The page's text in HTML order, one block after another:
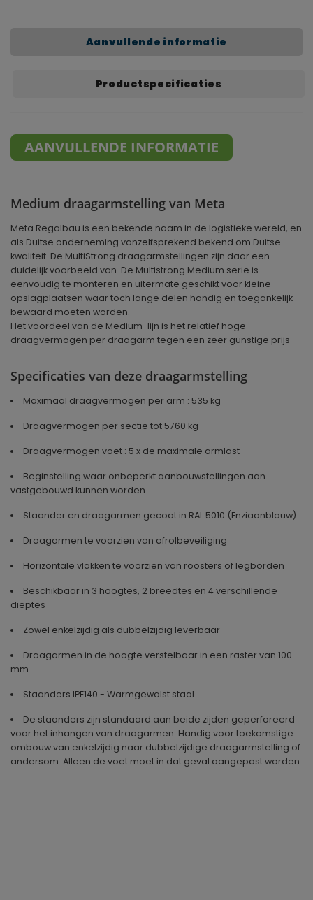
Aanvullende informatie
Productspecificaties
AANVULLENDE INFORMATIE
Medium draagarmstelling van Meta
Meta Regalbau is een bekende naam in de logistieke wereld, en
als Duitse onderneming vanzelfsprekend bekend om Duitse
kwaliteit. De MultiStrong draagarmstellingen zijn daar een
duidelijk voorbeeld van. De Multistrong Medium serie is
eenvoudig te monteren en uitermate geschikt voor kleine
opslagplaatsen waar toch lange delen handig en toegankelijk
bewaard moeten worden.
Het voordeel van de Medium-lijn is het relatief hoge
draagvermogen per draagarm tegen een zeer gunstige prijs
Specificaties van deze draagarmstelling
Maximaal draagvermogen per arm : 535 kg
Draagvermogen per sectie tot 5760 kg
Draagvermogen voet : 5 x de maximale armlast
Beginstelling waar onbeperkt aanbouwstellingen aan
vastgebouwd kunnen worden
Staander en draagarmen gecoat in RAL 5010 (Enziaanblauw)
Draagarmen te voorzien van afrolbeveiliging
Horizontale vlakken te voorzien van roosters of legborden
Beschikbaar in 3 hoogtes, 2 breedtes en 4 verschillende
dieptes
Zowel enkelzijdig als dubbelzijdig leverbaar
Draagarmen in de hoogte verstelbaar in een raster van 100
mm
Staanders IPE140 - Warmgewalst staal
De staanders zijn standaard aan beide zijden geperforeerd
voor het inhangen van draagarmen. Handig voor toekomstige
ombouw van enkelzijdig naar dubbelzijdige draagarmstelling of
andersom. Alleen de voet moet in dat geval aangepast worden.